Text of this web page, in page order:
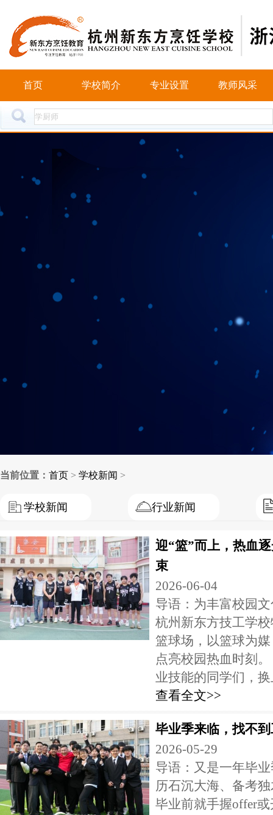
首页 学校简介 专业设置 教师风采
当前位置： 首页 > 学校新闻 >
学校新闻 行业新闻
迎“篮”而上，热血
束
2026-06-04
导语：为丰富校园
杭州新东方技工学
篮球场，以篮球为
点亮校园热血时刻
业技能的同学们，换
查看全文>>
毕业季来临，找不
2026-05-29
导语：又是一年毕
历石沉大海、备考
毕业前就手握offer